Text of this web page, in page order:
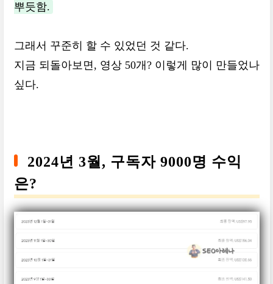
뿌듯함.
그래서 꾸준히 할 수 있었던 것 같다.
지금 되돌아보면, 영상 50개? 이렇게 많이 만들었나
싶다.
2024년 3월, 구독자 9000명 수익
은?